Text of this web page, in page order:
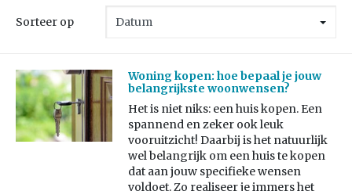
Sorteer op
Woning kopen: hoe bepaal je jouw
belangrijkste woonwensen?
Het is niet niks: een huis kopen. Een
spannend en zeker ook leuk
vooruitzicht! Daarbij is het natuurlijk
wel belangrijk om een huis te kopen
dat aan jouw specifieke wensen
voldoet. Zo realiseer je immers het